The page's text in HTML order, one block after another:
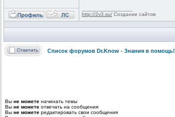
http://2v3.su/ Создание сайтов
Список форумов Dr.Know - Знания в помощь!
Вы не можете начинать темы
Вы не можете отвечать на сообщения
Вы не можете редактировать свои сообщения